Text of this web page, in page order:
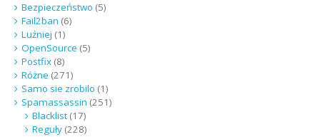
Bezpieczeństwo (5)
Fail2ban (6)
Luźniej (1)
OpenSource (5)
Postfix(8)
Różne (271)
Samo sie zrobilo (1)
Spamassassin (251)
Blacklist(17)
Reguły(228)